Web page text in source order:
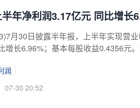
年净利润3.17亿元 同比增长
月30日披露半年报，上半年实现营
增长6.96%；基本每股收益0.4356元
向转型，业务结构进一步优化。
润
07-30 20:52